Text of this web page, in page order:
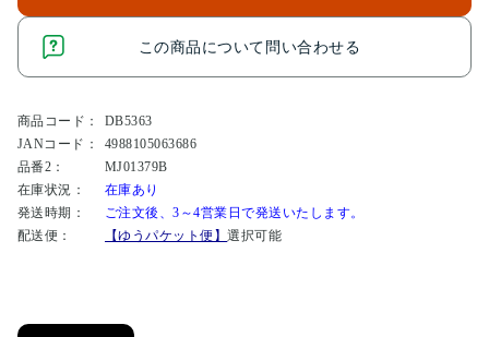
この商品について問い合わせる
商品コード：
DB5363
JANコード：
4988105063686
品番2：
MJ01379B
在庫状況：
在庫あり
発送時期：
ご注文後、3～4営業日で発送いたします。
配送便：
【ゆうパケット便】選択可能